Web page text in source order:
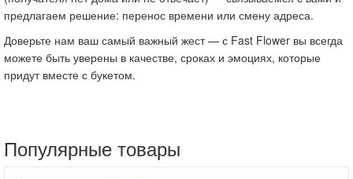
предлагаем решение: перенос времени или смену адреса.
Доверьте нам ваш самый важный жест — с Fast Flower вы всегда
можете быть уверены в качестве, сроках и эмоциях, которые
придут вместе с букетом.
Популярные товары